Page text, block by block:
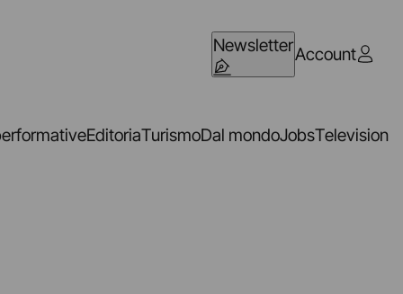
NewsletterAccount
EditoriaTurismoDal mondoJobsTelevision